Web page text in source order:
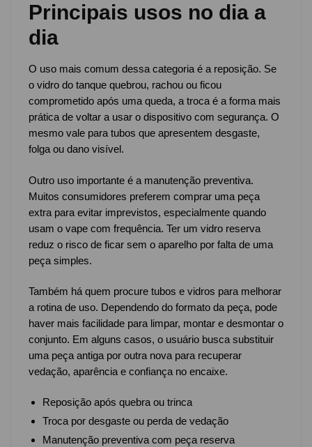
Principais usos no dia a
dia
O uso mais comum dessa categoria é a reposição. Se
o vidro do tanque quebrou, rachou ou ficou
comprometido após uma queda, a troca é a forma mais
prática de voltar a usar o dispositivo com segurança. O
mesmo vale para tubos que apresentem desgaste,
folga ou dano visível.
Outro uso importante é a manutenção preventiva.
Muitos consumidores preferem comprar uma peça
extra para evitar imprevistos, especialmente quando
usam o vape com frequência. Ter um vidro reserva
reduz o risco de ficar sem o aparelho por falta de uma
peça simples.
Também há quem procure tubos e vidros para melhorar
a rotina de uso. Dependendo do formato da peça, pode
haver mais facilidade para limpar, montar e desmontar o
conjunto. Em alguns casos, o usuário busca substituir
uma peça antiga por outra nova para recuperar
vedação, aparência e confiança no encaixe.
Reposição após quebra ou trinca
Troca por desgaste ou perda de vedação
Manutenção preventiva com peça reserva